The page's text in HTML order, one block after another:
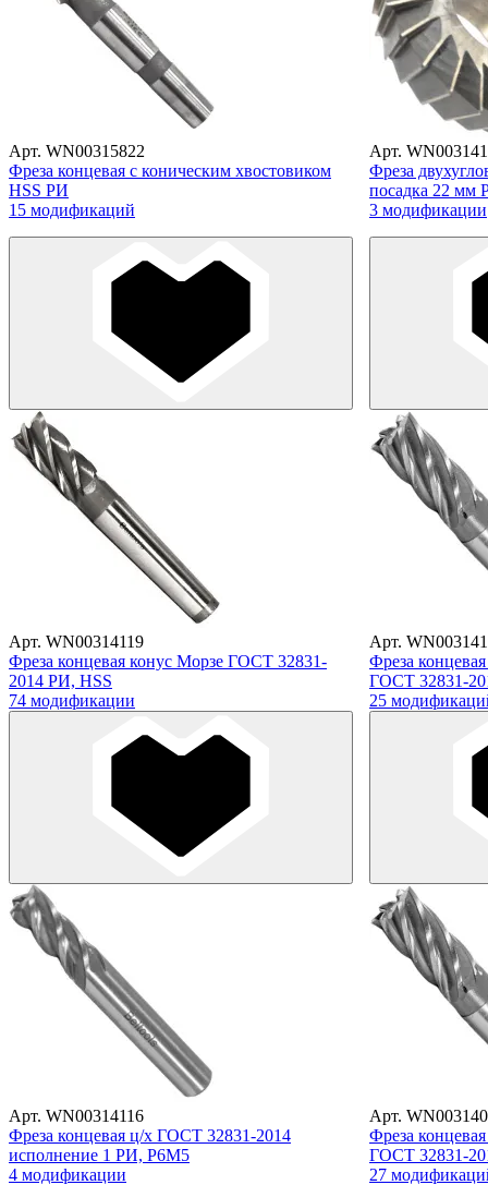
Арт. WN00315822
Фреза концевая с коническим хвостовиком
HSS РИ
15 модификаций
Арт.
Фреза
посадка 22 мм
3 модификации
Арт. WN00314119
Фреза концевая конус Морзе ГОСТ 32831-
2014 РИ, HSS
74 модификации
Арт.
Фреза
ГОСТ 32831-
25
Арт. WN00314116
Фреза концевая ц/х ГОСТ 32831-2014
исполнение 1 РИ, Р6М5
4 модификации
Арт.
Фреза
ГОСТ 32831-
27